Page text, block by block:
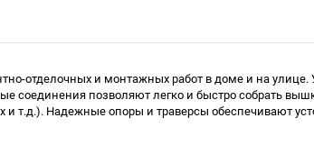
отделочных и монтажных работ в доме и на
соединения позволяют легко и быстро собрать
и т.д.). Надежные опоры и траверсы обеспечивают